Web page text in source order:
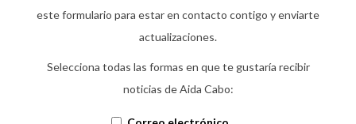
este formulario para estar en contacto contigo y enviarte
actualizaciones.
Selecciona todas las formas en que te gustaría recibir
noticias de Aida Cabo: